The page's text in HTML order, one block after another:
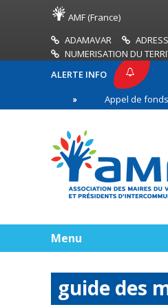
AMF (France)
ADAMAVAR
NUMERISATION DU
ALERTE INFO
Appel de fonds
ligne
Menu
guide des